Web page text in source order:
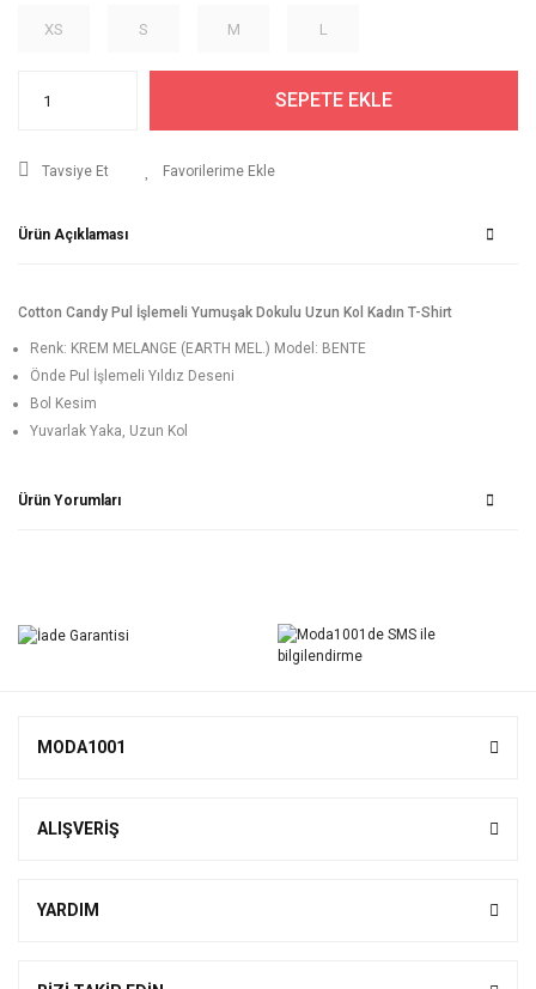
XS S M L
SEPETE EKLE
Tavsiye Et
Ürün Açıklaması
Cotton Candy Pul İşlemeli Yumuşak Dokulu Uzun Kol Kadın T-Shirt
Renk: KREM MELANGE (EARTH MEL.) Model: BENTE
Önde Pul İşlemeli Yıldız Deseni
Bol Kesim
Yuvarlak Yaka, Uzun Kol
Ürün Yorumları
Yorum Yaz
MODA1001
ALIŞVERİŞ
YARDIM